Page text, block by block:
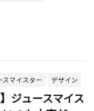
スマイスター デザイン
ジュースマイス